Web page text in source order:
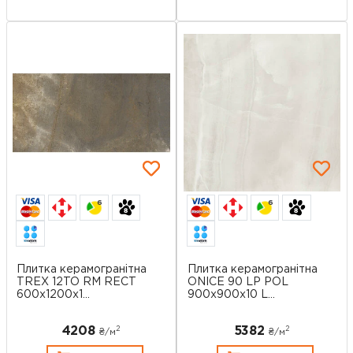
6
Плитка керамогранітна
TREX 12TO RM RECT
600x1200x1...
4208 ₴/м 2
6
Плитка керамогранітна
ONICE 90 LP POL
900x900x10 L...
5382 ₴/м 2